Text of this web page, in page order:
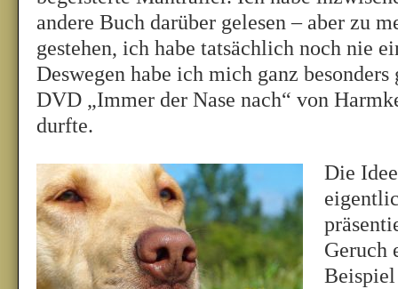
andere Buch darüber gelesen – aber zu
gestehen, ich habe tatsächlich noch nie
Deswegen habe ich mich ganz
DVD „Immer der Nase nach“ von
durfte.
Die
Geruch